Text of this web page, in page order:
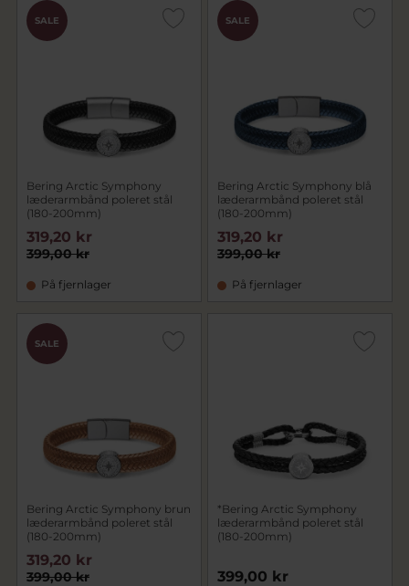
SALE
Bering Arctic Symphony
læderarmbånd poleret stål
(180-200mm)
399,00 kr
319,20 kr
På fjernlager
SALE
Bering Arctic Symphony blå
læderarmbånd poleret stål
(180-200mm)
399,00 kr
319,20 kr
På fjernlager
SALE
Bering Arctic Symphony brun
læderarmbånd poleret stål
(180-200mm)
399,00 kr
319,20 kr
*Bering Arctic Symphony
læderarmbånd poleret stål
(180-200mm)
399,00 kr